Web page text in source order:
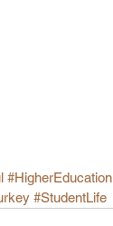
#HigherEducation
#StudentLife